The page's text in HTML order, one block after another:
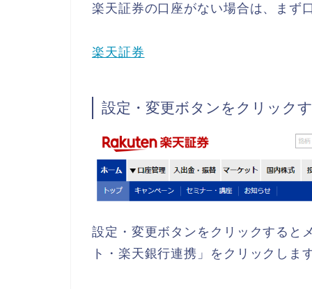
楽天証券の口座がない場合は、まず
楽天証券
設定・変更ボタンをクリック
設定・変更ボタンをクリックすると
ト・楽天銀行連携」をクリックしま